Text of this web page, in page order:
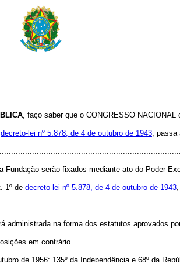
, faço saber que o CONGRESSO
decreto-lei nº 5.878, de 4 de outubro de 1943, passa
Fundação serão fixados mediante ato do Poder
1º de decreto-lei nº 5.878, de 4 de outubro de 1943
administrada na forma dos estatutos aprovados
em contrário.
de 1956; 135º da Independência e 68º da